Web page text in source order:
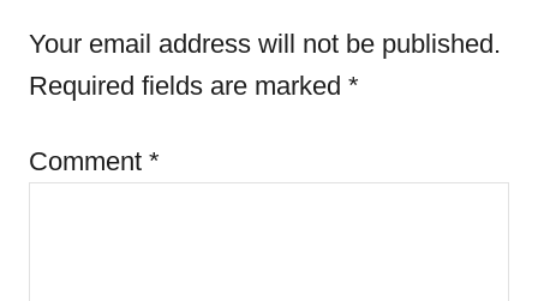
i
s
Your email address will not be published.
Required fields are marked *
Comment *